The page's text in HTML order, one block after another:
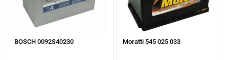
BOSCH 0092S40230 Moratti 545 025 033